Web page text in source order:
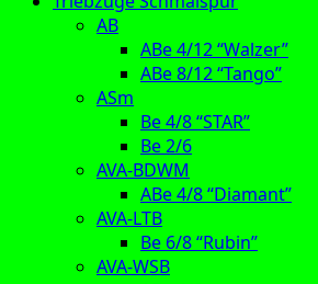
AB
ABe 4/12 “Walzer”
ABe 8/12 “Tango”
ASm
Be 4/8 “STAR”
Be 2/6
AVA-BDWM
ABe 4/8 “Diamant”
AVA-LTB
Be 6/8 “Rubin”
AVA-WSB